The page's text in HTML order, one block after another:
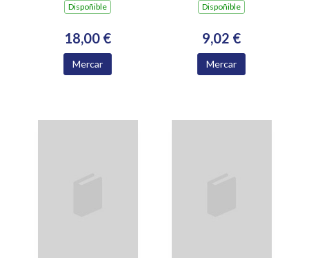
Dispoñible
18,00 €
Mercar
Dispoñible
9,02 €
Mercar